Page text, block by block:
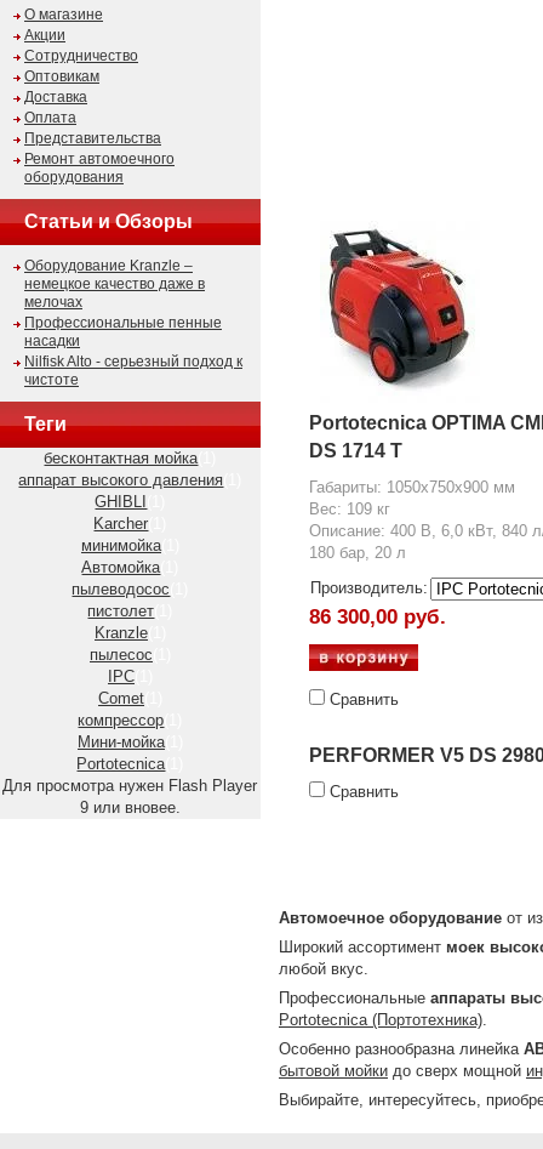
О магазине
Акции
Сотрудничество
Оптовикам
Доставка
Оплата
Представительства
Ремонт автомоечного
оборудования
Статьи и Обзоры
Оборудование Kranzle –
немецкое качество даже в
мелочах
Профессиональные пенные
насадки
Nilfisk Alto - серьезный подход к
чистоте
Теги
бесконтактная мойка(1)
аппарат высокого давления
GHIBLI
Karcher
минимойка(1)
Автомойка(1)
пылеводосос
пистолет
Kranzle
пылесос
IPC
Comet
компрессор
Мини-мойка(1)
Portotecnica(1)
Для просмотра нужен Flash Player
9 или вновее.
Portotecnica OPTIMA
DS 1714 T
Габариты: 1050х750х900 мм
Вес: 109 кг
Описание: 400 В, 6,0 кВт, 840
180 бар, 20 л
Производитель:
86 300,00 руб.
Сравнить
PERFORMER V5 DS
Сравнить
Автомоечное оборудование от
Широкий ассортимент моек
любой вкус.
Профессиональные аппараты
Portotecnica (Портотехника).
Особенно разнообразна линейка
бытовой мойки до сверх мощной
Выбирайте, интересуйтесь,